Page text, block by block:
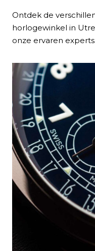
Ontdek de
horlogewinkel in
onze ervaren experts.